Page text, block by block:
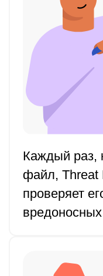
Каждый раз,
файл,
проверяет